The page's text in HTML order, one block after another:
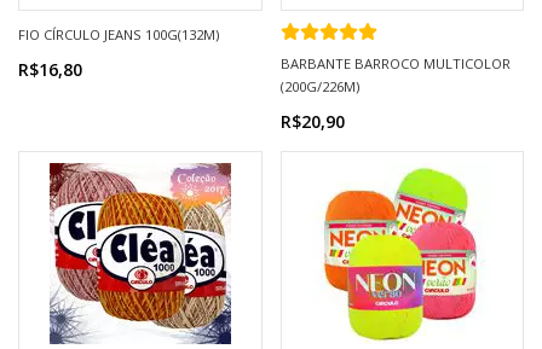
FIO CÍRCULO JEANS 100G(132M)
R$16,80
BARBANTE BARROCO MULTICOLOR
(200G/226M)
R$20,90